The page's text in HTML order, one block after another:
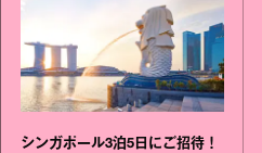
シンガポール3泊5日にご招待！